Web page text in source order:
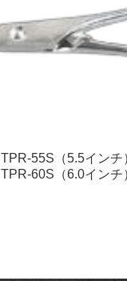
TPR-55S（5.5インチ
TPR-60S（6.0インチ